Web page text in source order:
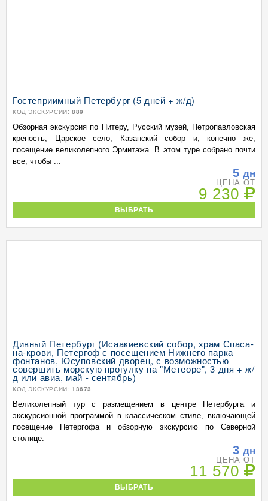
Гостеприимный Петербург (5 дней + ж/д)
КОД ЭКСКУРСИИ: 889
Обзорная экскурсия по Питеру, Русский музей, Петропавловская
крепость, Царское село, Казанский собор и, конечно же,
посещение великолепного Эрмитажа. В этом туре собрано почти
все, чтобы ...
5 дн
ЦЕНА ОТ
9 230
ВЫБРАТЬ
Дивный Петербург (Исаакиевский собор, храм Спаса-
на-крови, Петергоф с посещением Нижнего парка
фонтанов, Юсуповский дворец, с возможностью
совершить морскую прогулку на "Метеоре", 3 дня + ж/
д или авиа, май - сентябрь)
КОД ЭКСКУРСИИ: 13673
Великолепный тур с размещением в центре Петербурга и
экскурсионной программой в классическом стиле, включающей
посещение Петергофа и обзорную экскурсию по Северной
столице.
3 дн
ЦЕНА ОТ
11 570
ВЫБРАТЬ